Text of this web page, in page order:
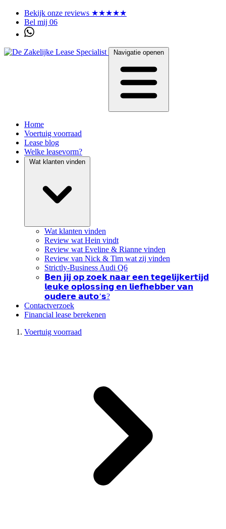
Bekijk onze reviews ★★★★★
Bel mij 06
Navigatie openen
Home
Voertuig voorraad
Lease blog
Welke leasevorm?
Wat klanten vinden
Wat klanten vinden
Review wat Hein vindt
Review wat Eveline & Rianne vinden
Review van Nick & Tim wat zij vinden
Strictly-Business Audi Q6
𝗕𝗲𝗻 𝗷𝗶𝗷 𝗼𝗽 𝘇𝗼𝗲𝗸 𝗻𝗮𝗮𝗿 𝗲𝗲𝗻 𝘁𝗲𝗴𝗲𝗹𝗶𝗷𝗸𝗲𝗿𝘁𝗶𝗷𝗱
𝗹𝗲𝘂𝗸𝗲 𝗼𝗽𝗹𝗼𝘀𝘀𝗶𝗻𝗴 𝗲𝗻 𝗹𝗶𝗲𝗳𝗵𝗲𝗯𝗯𝗲𝗿 𝘃𝗮𝗻
𝗼𝘂𝗱𝗲𝗿𝗲 𝗮𝘂𝘁𝗼’𝘀?
Contactverzoek
Financial lease berekenen
Voertuig voorraad